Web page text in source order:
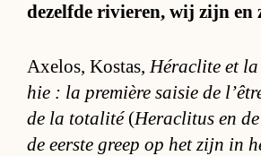
de­zelfde ri­vie­ren, wij zijn en
Axe­los, Kostas, Hé­ra­clite et
hie : la pre­mi­ère sai­sie de
de la to­ta­lité(He­ra­cli­tus en
de eer­ste greep op het zijn in